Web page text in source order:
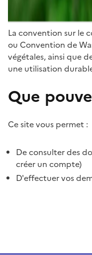
La convention sur le
ou Convention de
végétales, ainsi que
une utilisation
Que
Ce site vous permet :
De consulter des
créer un compte)
D'effectuer vos